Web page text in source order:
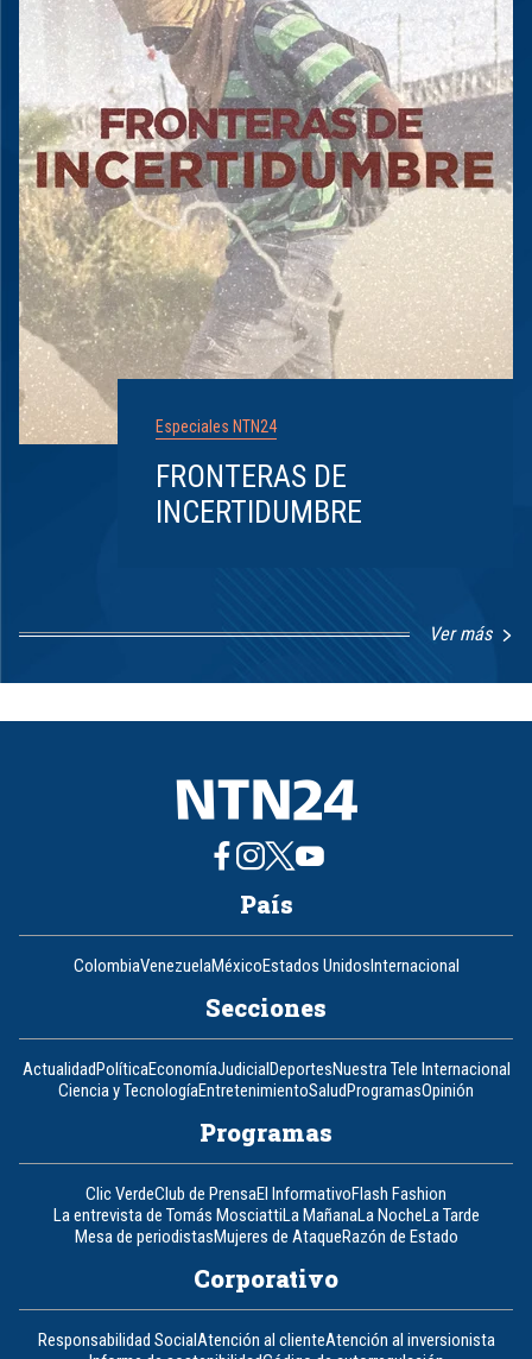
Especiales NTN24
FRONTERAS DE
INCERTIDUMBRE
Ver más
1
8
País
ColombiaVenezuelaMéxicoEstados UnidosInternacional
Secciones
ActualidadPolíticaEconomíaJudicialDeportesNuestra Tele Internacional
Ciencia y TecnologíaEntretenimientoSaludProgramasOpinión
Programas
Clic VerdeClub de PrensaEl InformativoFlash Fashion
La entrevista de Tomás MosciattiLa MañanaLa NocheLa Tarde
Mesa de periodistasMujeres de AtaqueRazón de Estado
Corporativo
Responsabilidad SocialAtención al clienteAtención al inversionista